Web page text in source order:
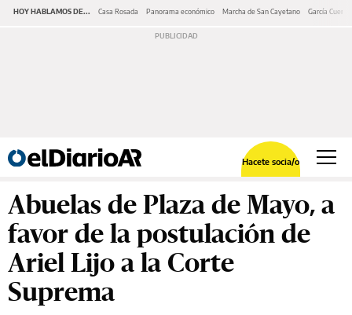
HOY HABLAMOS DE... Casa Rosada Panorama económico Marcha de San Cayetano García Cuerva
Hacete socia/o
Abuelas de Plaza de Mayo, a
favor de la postulación de
Ariel Lijo a la Corte
Suprema